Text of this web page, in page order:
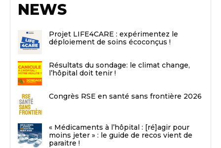
NEWS
Projet LIFE4CARE : expérimentez le
déploiement de soins écoconçus !
Résultats du sondage: le climat change,
l’hôpital doit tenir !
Congrès RSE en santé sans frontière 2026
« Médicaments à l’hôpital : [ré]agir pour
moins jeter » : le guide de recos vient de
paraitre !